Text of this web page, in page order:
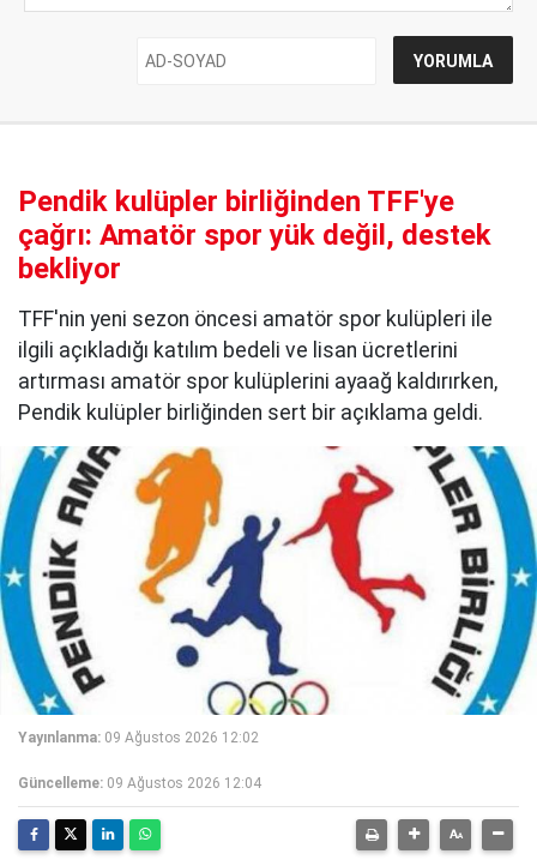
Pendik kulüpler birliğinden TFF'ye
çağrı: Amatör spor yük değil, destek
bekliyor
TFF'nin yeni sezon öncesi amatör spor kulüpleri ile
ilgili açıkladığı katılım bedeli ve lisan ücretlerini
artırması amatör spor kulüplerini ayaağ kaldırırken,
Pendik kulüpler birliğinden sert bir açıklama geldi.
Yayınlanma: 09 Ağustos 2026 12:02
Güncelleme: 09 Ağustos 2026 12:04